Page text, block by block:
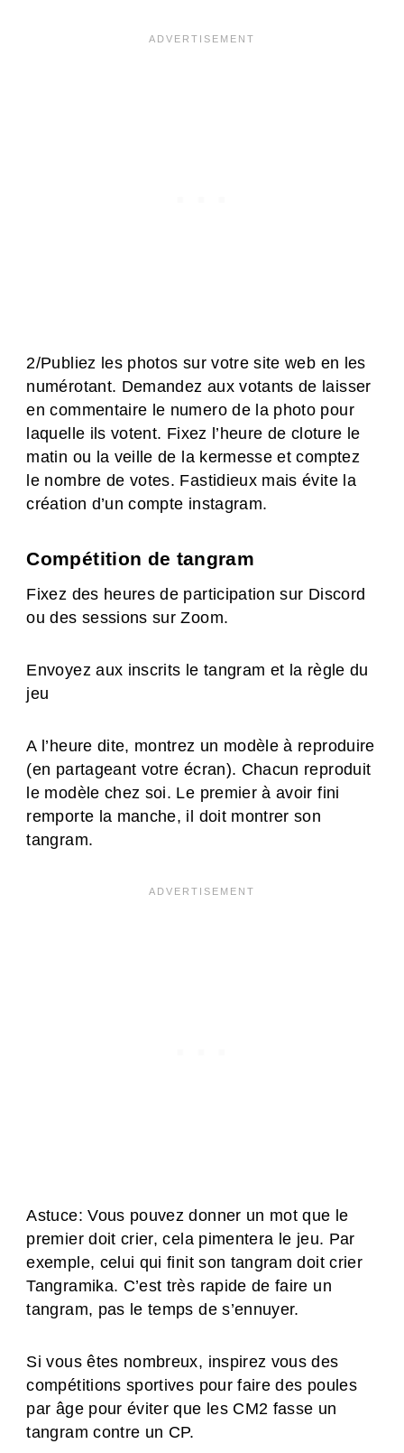
2/Publiez les photos sur votre site web en les
numérotant. Demandez aux votants de laisser
en commentaire le numero de la photo pour
laquelle ils votent. Fixez l’heure de cloture le
matin ou la veille de la kermesse et comptez
le nombre de votes. Fastidieux mais évite la
création d’un compte instagram.
Compétition de tangram
Fixez des heures de participation sur Discord
ou des sessions sur Zoom.
Envoyez aux inscrits le tangram et la règle du
jeu
A l’heure dite, montrez un modèle à reproduire
(en partageant votre écran). Chacun reproduit
le modèle chez soi. Le premier à avoir fini
remporte la manche, il doit montrer son
tangram.
Astuce: Vous pouvez donner un mot que le
premier doit crier, cela pimentera le jeu. Par
exemple, celui qui finit son tangram doit crier
Tangramika. C’est très rapide de faire un
tangram, pas le temps de s’ennuyer.
Si vous êtes nombreux, inspirez vous des
compétitions sportives pour faire des poules
par âge pour éviter que les CM2 fasse un
tangram contre un CP.